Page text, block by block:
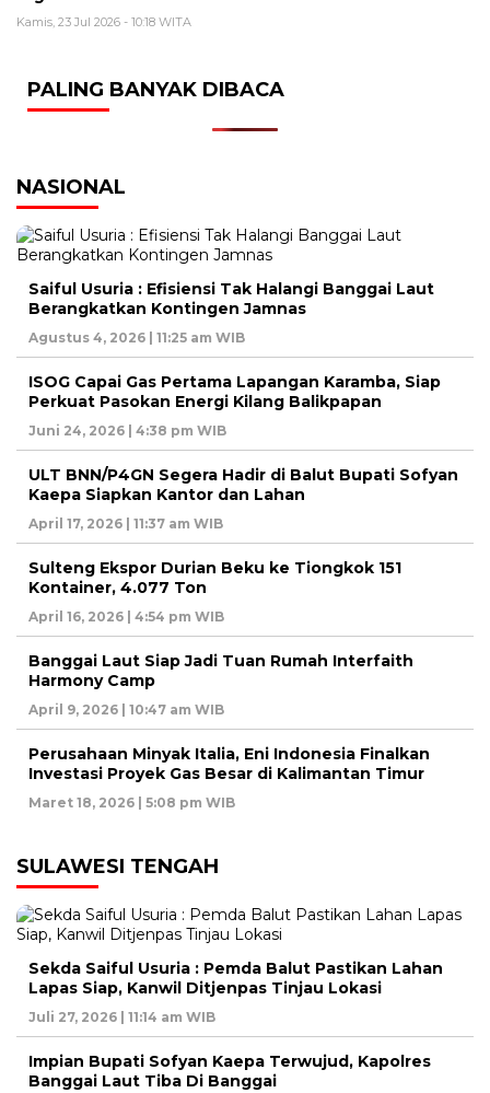
Kamis, 23 Jul 2026 - 10:18 WITA
PALING BANYAK DIBACA
NASIONAL
Saiful Usuria : Efisiensi Tak Halangi Banggai Laut
Berangkatkan Kontingen Jamnas
Agustus 4, 2026 | 11:25 am WIB
ISOG Capai Gas Pertama Lapangan Karamba, Siap
Perkuat Pasokan Energi Kilang Balikpapan
Juni 24, 2026 | 4:38 pm WIB
ULT BNN/P4GN Segera Hadir di Balut Bupati Sofyan
Kaepa Siapkan Kantor dan Lahan
April 17, 2026 | 11:37 am WIB
Sulteng Ekspor Durian Beku ke Tiongkok 151
Kontainer, 4.077 Ton
April 16, 2026 | 4:54 pm WIB
Banggai Laut Siap Jadi Tuan Rumah Interfaith
Harmony Camp
April 9, 2026 | 10:47 am WIB
Perusahaan Minyak Italia, Eni Indonesia Finalkan
Investasi Proyek Gas Besar di Kalimantan Timur
Maret 18, 2026 | 5:08 pm WIB
SULAWESI TENGAH
Sekda Saiful Usuria : Pemda Balut Pastikan Lahan
Lapas Siap, Kanwil Ditjenpas Tinjau Lokasi
Juli 27, 2026 | 11:14 am WIB
Impian Bupati Sofyan Kaepa Terwujud, Kapolres
Banggai Laut Tiba Di Banggai